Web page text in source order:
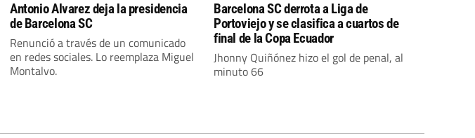
Antonio Alvarez deja la presidencia
de Barcelona SC
Renunció a través de un comunicado
en redes sociales. Lo reemplaza Miguel
Montalvo.
Barcelona SC derrota a Liga de
Portoviejo y se clasifica a cuartos de
final de la Copa Ecuador
Jhonny Quiñónez hizo el gol de penal, al
minuto 66